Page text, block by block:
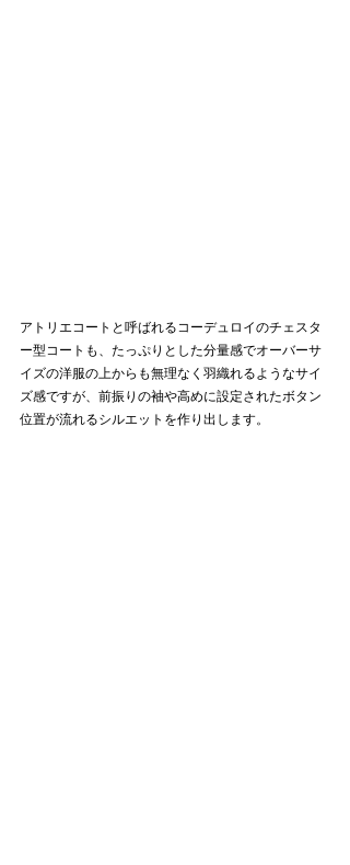
アトリエコートと呼ばれるコーデュロイのチェスタ
ー型コートも、たっぷりとした分量感でオーバーサ
イズの洋服の上からも無理なく羽織れるようなサイ
ズ感ですが、前振りの袖や高めに設定されたボタン
位置が流れるシルエットを作り出します。